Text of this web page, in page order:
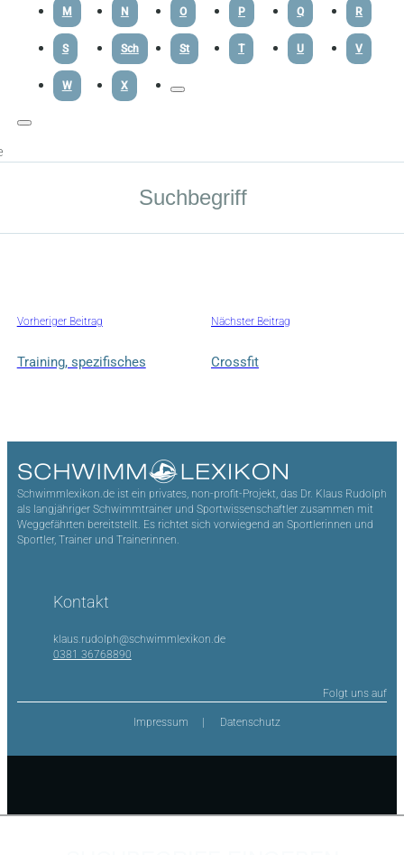
M N O P Q R
S Sch St T U V
W X
Vorheriger Beitrag
Training, spezifisches
Nächster Beitrag
Crossfit
Schwimmlexikon.de ist ein privates, non-profit-Projekt, das Dr. Klaus Rudolph
als langjähriger Schwimmtrainer und Sportwissenschaftler zusammen mit
Weggefährten bereitstellt. Es richtet sich vorwiegend an Sportlerinnen und
Sportler, Trainer und Trainerinnen.
Kontakt
klaus.rudolph@schwimmlexikon.de
0381 36768890
Folgt uns auf
Impressum Datenschutz